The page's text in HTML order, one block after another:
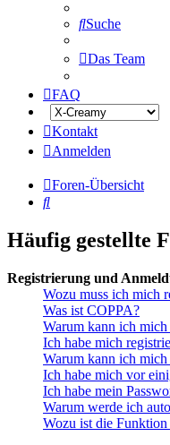
Suche
Das Team
FAQ
Kontakt
Anmelden
Foren-Übersicht
Suche
Häufig gestellte
Registrierung und
Wozu muss ich mich
Was ist COPPA?
Warum kann ich
Ich habe mich
Warum kann ich
Ich habe mich vor
Ich habe mein
Warum werde ich
Wozu ist die